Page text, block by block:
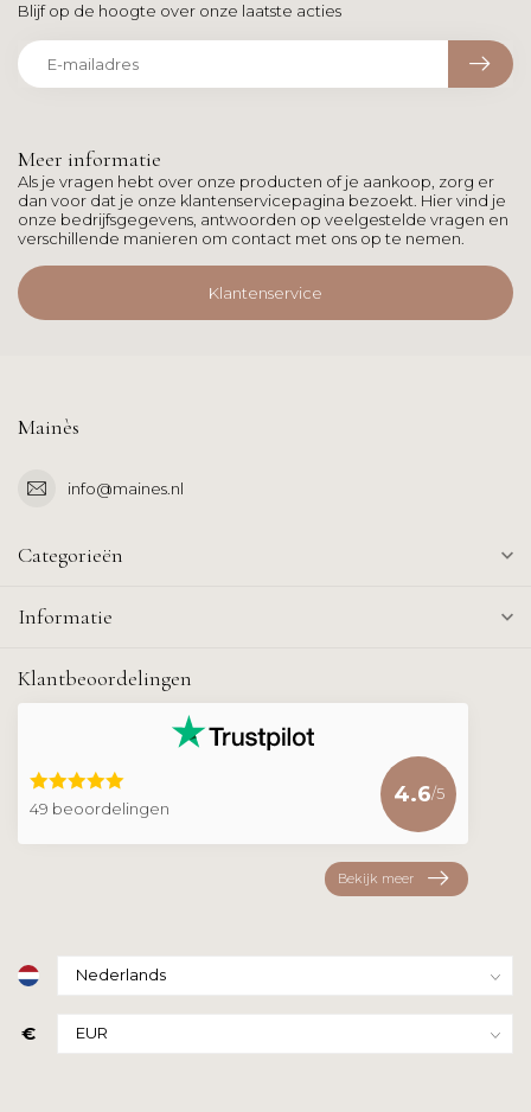
Meer informatie
Als je vragen hebt over onze producten of je aankoop, zorg er
dan voor dat je onze klantenservicepagina bezoekt. Hier vind je
onze bedrijfsgegevens, antwoorden op veelgestelde vragen en
verschillende manieren om contact met ons op te nemen.
Klantenservice
Blijf op de hoogte over onze laatste acties
Mainès
info@maines.nl
Categorieën
Informatie
Klantbeoordelingen
49 beoordelingen
4.6/5
Bekijk meer
€